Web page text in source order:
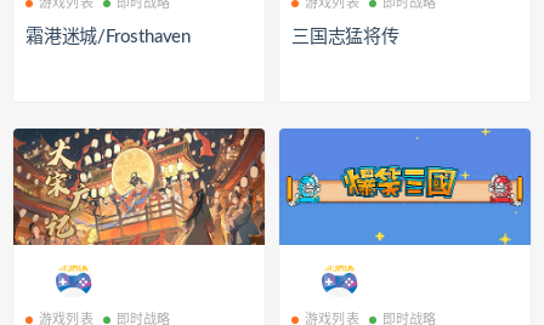
霜港迷城/Frosthaven 三国志猛将传
游戏列表 即时战略 游戏列表 即时战略